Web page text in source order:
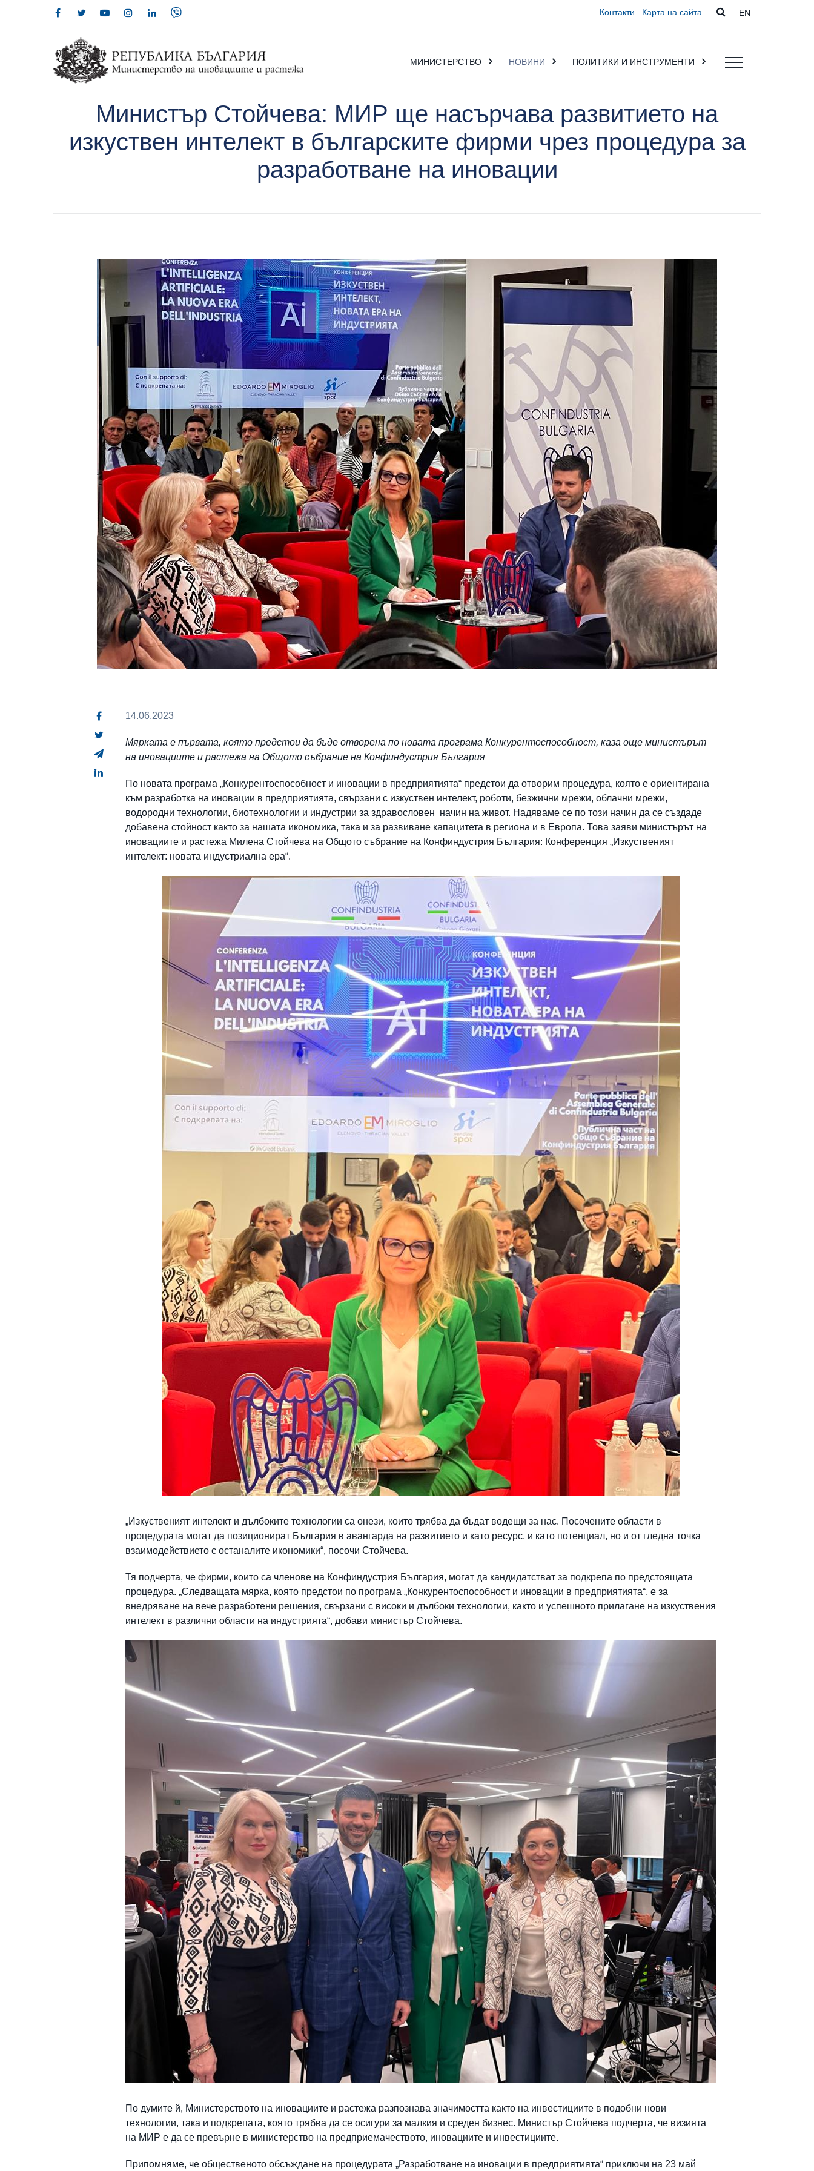
Контакти Карта на сайта EN
МИНИСТЕРСТВО НОВИНИ ПОЛИТИКИ И ИНСТРУМЕНТИ
Министър Стойчева: МИР ще насърчава развитието на
изкуствен интелект в българските фирми чрез процедура за
разработване на иновации
14.06.2023
Мярката е първата, която предстои да бъде отворена по новата програма Конкурентоспособност, каза още министърът
на иновациите и растежа на Общото събрание на Конфиндустрия България
По новата програма „Конкурентоспособност и иновации в предприятията“ предстои да отворим процедура, която е ориентирана
към разработка на иновации в предприятията, свързани с изкуствен интелект, роботи, безжични мрежи, облачни мрежи,
водородни технологии, биотехнологии и индустрии за здравословен начин на живот. Надяваме се по този начин да се създаде
добавена стойност както за нашата икономика, така и за развиване капацитета в региона и в Европа. Това заяви министърът на
иновациите и растежа Милена Стойчева на Общото събрание на Конфиндустрия България: Конференция „Изкуственият
интелект: новата индустриална ера“.
„Изкуственият интелект и дълбоките технологии са онези, които трябва да бъдат водещи за нас. Посочените области в
процедурата могат да позиционират България в авангарда на развитието и като ресурс, и като потенциал, но и от гледна точка
взаимодействието с останалите икономики“, посочи Стойчева.
Тя подчерта, че фирми, които са членове на Конфиндустрия България, могат да кандидатстват за подкрепа по предстоящата
процедура. „Следващата мярка, която предстои по програма „Конкурентоспособност и иновации в предприятията“, е за
внедряване на вече разработени решения, свързани с високи и дълбоки технологии, както и успешното прилагане на изкуствения
интелект в различни области на индустрията“, добави министър Стойчева.
По думите й, Министерството на иновациите и растежа разпознава значимостта както на инвестициите в подобни нови
технологии, така и подкрепата, която трябва да се осигури за малкия и среден бизнес. Министър Стойчева подчерта, че визията
на МИР е да се превърне в министерство на предприемачеството, иновациите и инвестициите.
Припомняме, че общественото обсъждане на процедурата „Разработване на иновации в предприятията“ приключи на 23 май